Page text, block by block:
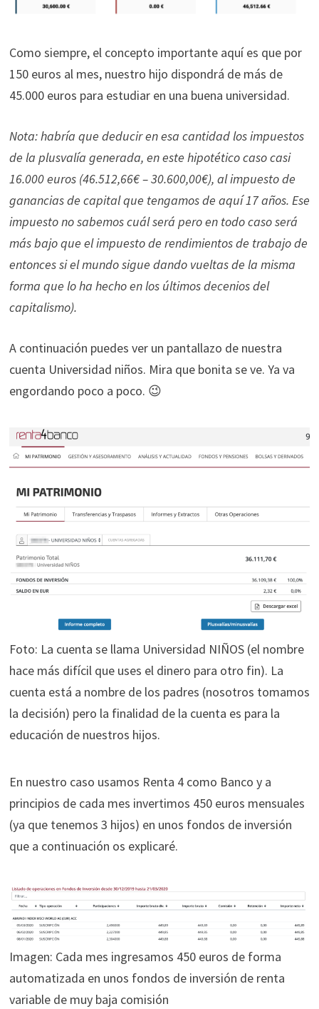
Como siempre, el concepto importante aquí es que por
150 euros al mes, nuestro hijo dispondrá de más de
45.000 euros para estudiar en una buena universidad.
Nota: habría que deducir en esa cantidad los impuestos
de la plusvalía generada, en este hipotético caso casi
16.000 euros (46.512,66€ – 30.600,00€), al impuesto de
ganancias de capital que tengamos de aquí 17 años. Ese
impuesto no sabemos cuál será pero en todo caso será
más bajo que el impuesto de rendimientos de trabajo de
entonces si el mundo sigue dando vueltas de la misma
forma que lo ha hecho en los últimos decenios del
capitalismo).
A continuación puedes ver un pantallazo de nuestra
cuenta Universidad niños. Mira que bonita se ve. Ya va
engordando poco a poco. 😉
Foto: La cuenta se llama Universidad NIÑOS (el nombre
hace más difícil que uses el dinero para otro fin). La
cuenta está a nombre de los padres (nosotros tomamos
la decisión) pero la finalidad de la cuenta es para la
educación de nuestros hijos.
En nuestro caso usamos Renta 4 como Banco y a
principios de cada mes invertimos 450 euros mensuales
(ya que tenemos 3 hijos) en unos fondos de inversión
que a continuación os explicaré.
Imagen: Cada mes ingresamos 450 euros de forma
automatizada en unos fondos de inversión de renta
variable de muy baja comisión